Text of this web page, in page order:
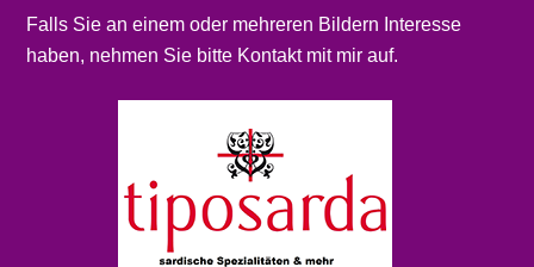
Falls Sie an einem oder mehreren Bildern Interesse
haben, nehmen Sie bitte Kontaktmit mir auf.